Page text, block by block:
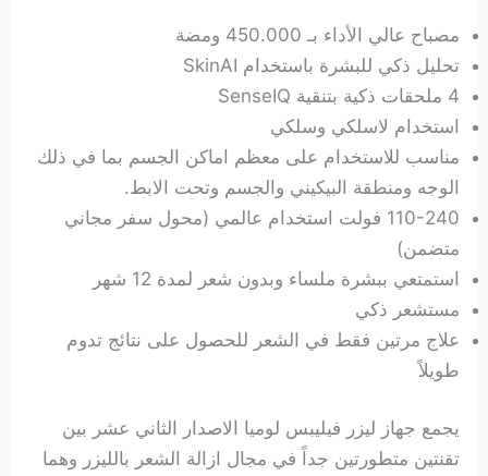
مصباح عالي الأداء بـ 450.000 ومضة
تحليل ذكي للبشرة باستخدام SkinAI
4 ملحقات ذكية بتنقية SenseIQ
استخدام لاسلكي وسلكي
مناسب للاستخدام على معظم اماكن الجسم بما في ذلك
الوجه ومنطقة البيكيني والجسم وتحت الابط.
110-240 فولت استخدام عالمي (محول سفر مجاني
متضمن)
استمتعي ببشرة ملساء وبدون شعر لمدة 12 شهر
مستشعر ذكي
علاج مرتين فقط في الشعر للحصول على نتائج تدوم
طويلاً
يجمع جهاز ليزر فيليبس لوميا الاصدار الثاني عشر بين
تقنتين متطورتين جداً في مجال ازالة الشعر بالليزر وهما